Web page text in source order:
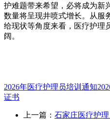
护难题带来希望，必将成为新
数量将呈现井喷式增长。从服
给现状等角度来看，医疗护理
阔。
2026年医疗护理员培训通知
证书
上一篇： 石家庄医疗护